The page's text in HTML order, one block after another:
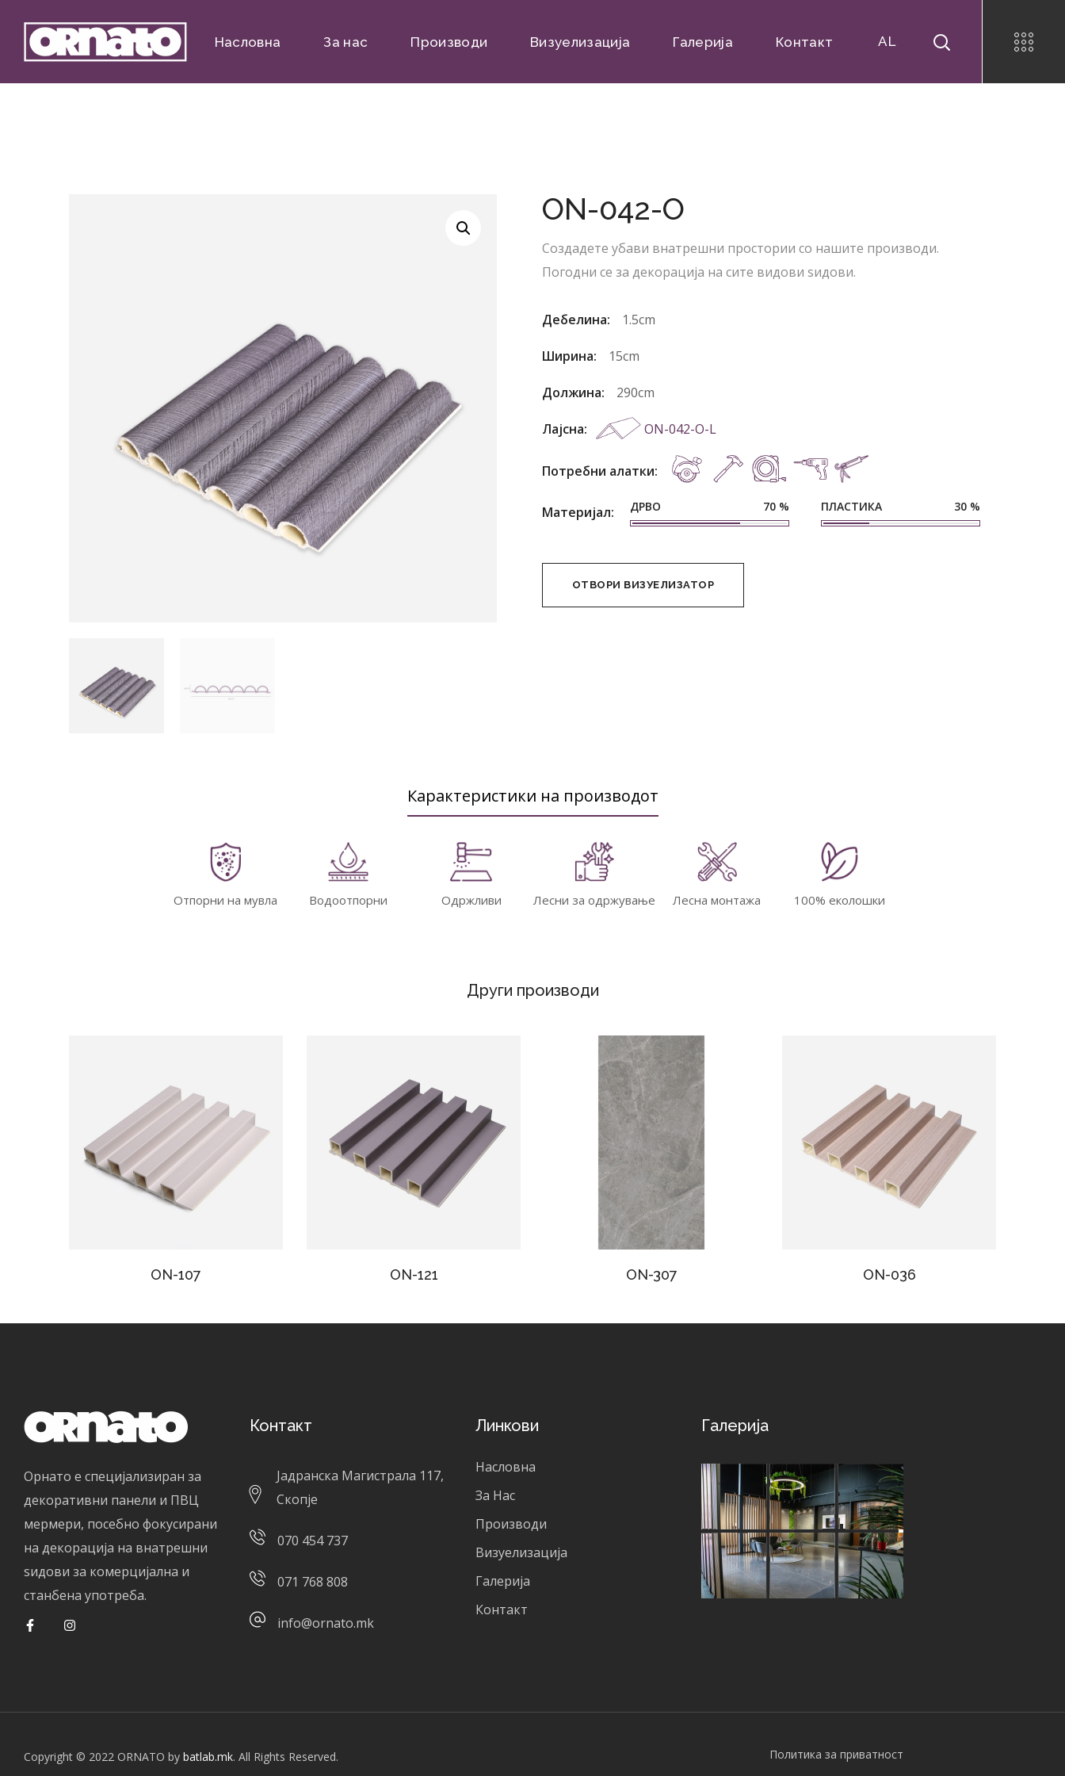
Насловна За нас Производи Визуелизација Галерија Контакт AL
ON-042-O
Создадете убави внатрешни простории со нашите производи.
Погодни се за декорација на сите видови ѕидови.
Дебелина: 1.5cm
Ширина: 15cm
Должина: 290cm
Лајсна: ON-042-O-L
Потребни алатки:
Материјал: ДРВО 70 % ПЛАСТИКА 30 %
ОТВОРИ ВИЗУЕЛИЗАТОР
Карактеристики на производот
Отпорни на мувла Водоотпорни Одржливи Лесни за одржување Лесна монтажа 100% еколошки
Други производи
ON-107 ON-121 ON-307 ON-036
Орнато е специјализиран за
декоративни панели и ПВЦ
мермери, посебно фокусирани
на декорација на внатрешни
ѕидови за комерцијална и
станбена употреба.
Контакт
Јадранска Магистрала 117,
Скопје
070 454 737
071 768 808
info@ornato.mk
Линкови
Насловна
За Нас
Производи
Визуелизација
Галерија
Контакт
Галерија
Copyright © 2022 ORNATO by batlab.mk. All Rights Reserved. Политика за приватност